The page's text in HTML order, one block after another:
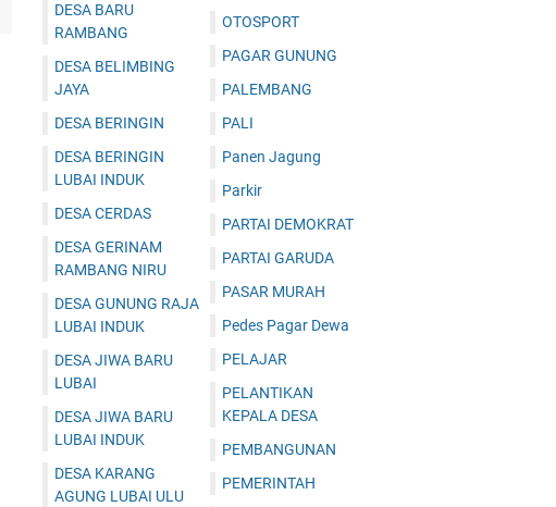
DESA BARU
RAMBANG
DESA BELIMBING
JAYA
DESA BERINGIN
DESA BERINGIN
LUBAI INDUK
DESA CERDAS
DESA GERINAM
RAMBANG NIRU
DESA GUNUNG RAJA
LUBAI INDUK
DESA JIWA BARU
LUBAI
DESA JIWA BARU
LUBAI INDUK
DESA KARANG
AGUNG LUBAI ULU
OTOSPORT
PAGAR GUNUNG
PALEMBANG
PALI
Panen Jagung
Parkir
PARTAI DEMOKRAT
PARTAI GARUDA
PASAR MURAH
Pedes Pagar Dewa
PELAJAR
PELANTIKAN
KEPALA DESA
PEMBANGUNAN
PEMERINTAH